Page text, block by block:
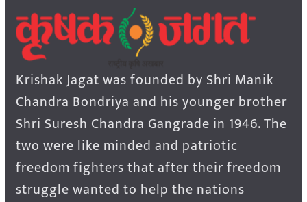
Krishak Jagat was founded by Shri Manik
Chandra Bondriya and his younger brother
Shri Suresh Chandra Gangrade in 1946. The
two were like minded and patriotic
freedom fighters that after their freedom
struggle wanted to help the nations